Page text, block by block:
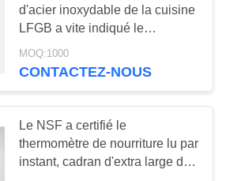
d'acier inoxydable de la cuisine
LFGB a vite indiqué le
thermomètre
MOQ:1000
CONTACTEZ-NOUS
Le NSF a certifié le
thermomètre de nourriture lu par
instant, cadran d'extra large de